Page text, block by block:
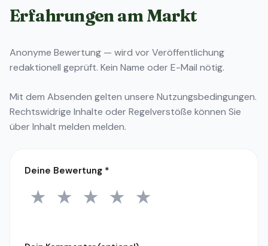
Erfahrungen am Markt
Anonyme Bewertung — wird vor Veröffentlichung
redaktionell geprüft. Kein Name oder E-Mail nötig.
Mit dem Absenden gelten unsere Nutzungsbedingungen.
Rechtswidrige Inhalte oder Regelverstöße können Sie
überInhalt melden melden.
Deine Bewertung *
1 Stern
★ 2 Sterne
★ 3 Sterne
★ 4 Sterne
★ 5 Sterne
★